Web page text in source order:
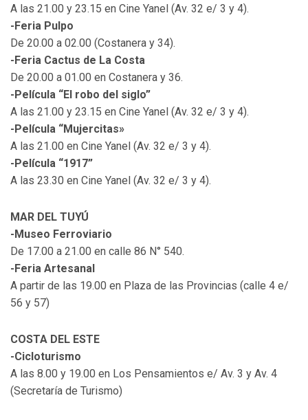
A las 21.00 y 23.15 en Cine Yanel (Av. 32 e/ 3 y 4).
-Feria Pulpo
De 20.00 a 02.00 (Costanera y 34).
-Feria Cactus de La Costa
De 20.00 a 01.00 en Costanera y 36.
-Película “El robo del siglo”
A las 21.00 y 23.15 en Cine Yanel (Av. 32 e/ 3 y 4).
-Película “Mujercitas»
A las 21.00 en Cine Yanel (Av. 32 e/ 3 y 4).
-Película “1917”
A las 23.30 en Cine Yanel (Av. 32 e/ 3 y 4).
MAR DEL TUYÚ
-Museo Ferroviario
De 17.00 a 21.00 en calle 86 N° 540.
-Feria Artesanal
A partir de las 19.00 en Plaza de las Provincias (calle 4 e/
56 y 57)
COSTA DEL ESTE
-Cicloturismo
A las 8.00 y 19.00 en Los Pensamientos e/ Av. 3 y Av. 4
(Secretaría de Turismo)